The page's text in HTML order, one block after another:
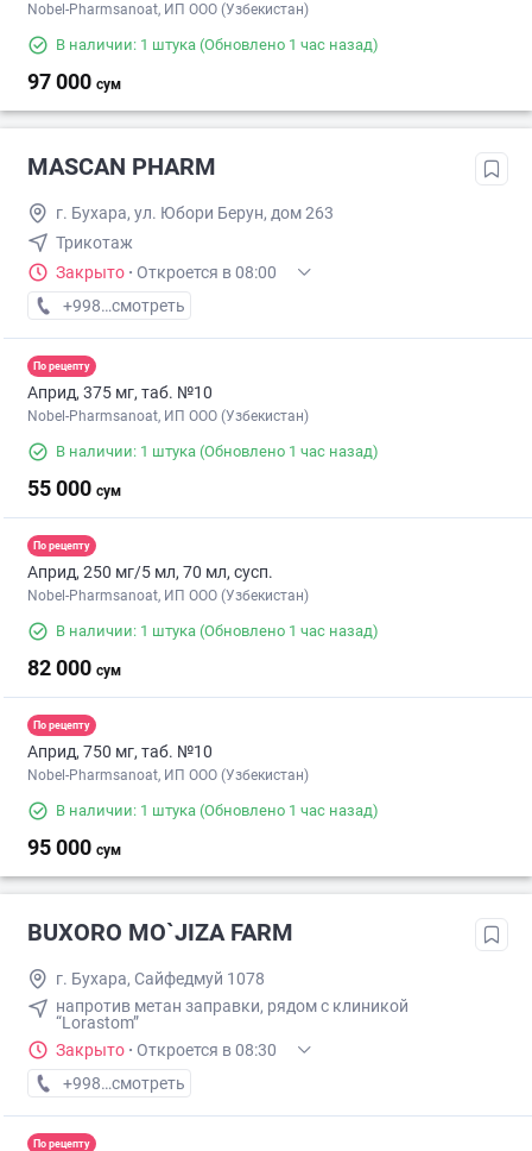
Nobel-Pharmsanoat, ИП ООО (Узбекистан)
В наличии: 1 штука (Обновлено 1 час назад)
97 000 сум
MASCAN PHARM
г. Бухара, ул. Юбори Берун, дом 263
Трикотаж
Закрыто · Откроется в 08:00
+998 (97) XXX-XX-XX
смотреть
По рецепту
Априд, 375 мг, таб. №10
Nobel-Pharmsanoat, ИП ООО (Узбекистан)
В наличии: 1 штука (Обновлено 1 час назад)
55 000 сум
По рецепту
Априд, 250 мг/5 мл, 70 мл, сусп.
Nobel-Pharmsanoat, ИП ООО (Узбекистан)
В наличии: 1 штука (Обновлено 1 час назад)
82 000 сум
По рецепту
Априд, 750 мг, таб. №10
Nobel-Pharmsanoat, ИП ООО (Узбекистан)
В наличии: 1 штука (Обновлено 1 час назад)
95 000 сум
BUXORO MO`JIZA FARM
г. Бухара, Сайфедмуй 1078
напротив метан заправки, рядом с клиникой
“Lorastom”
Закрыто · Откроется в 08:30
+998 (99) XXX-XX-XX
смотреть
По рецепту